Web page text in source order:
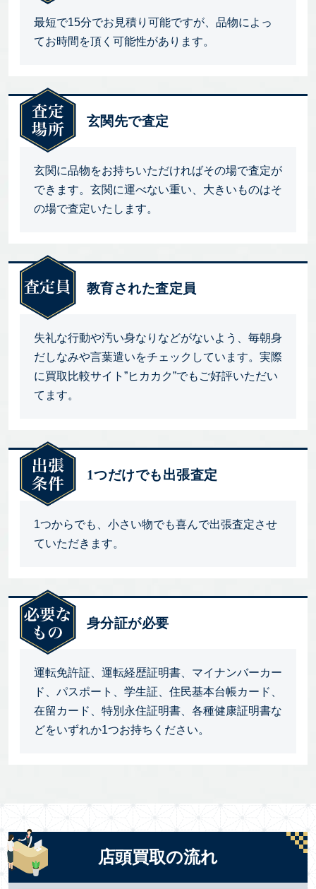
最短で15分でお見積り可能ですが、品物によっ
てお時間を頂く可能性があります。
玄関先で査定
玄関に品物をお持ちいただければその場で査定が
できます。玄関に運べない重い、大きいものはそ
の場で査定いたします。
教育された査定員
失礼な行動や汚い身なりなどがないよう、毎朝身
だしなみや言葉遣いをチェックしています。実際
に買取比較サイト”ヒカカク”でもご好評いただい
てます。
1つだけでも出張査定
1つからでも、小さい物でも喜んで出張査定させ
ていただきます。
身分証が必要
運転免許証、運転経歴証明書、マイナンバーカー
ド、パスポート、学生証、住民基本台帳カード、
在留カード、特別永住証明書、各種健康証明書な
どをいずれか1つお持ちください。
店頭買取の流れ